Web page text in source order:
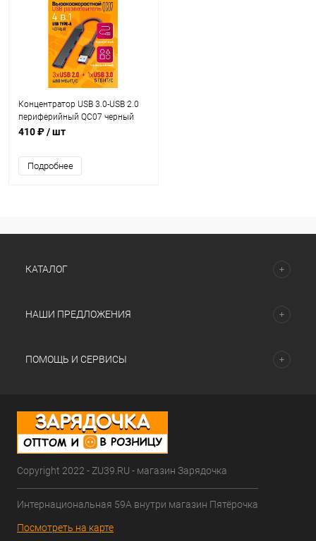
Концентратор USB 3.0-USB 2.0
периферийный QC07 черный
(181408)
410 ₽/ шт
Подробнее
КАТАЛОГ
НАШИ ПРЕДЛОЖЕНИЯ
ПОМОЩЬ И СЕРВИСЫ
Copyright 2022 - ZU39.RU - магазин Зарядочка
Интернациональная 59А внутри магазин Пятёрочка
Посмотреть на карте